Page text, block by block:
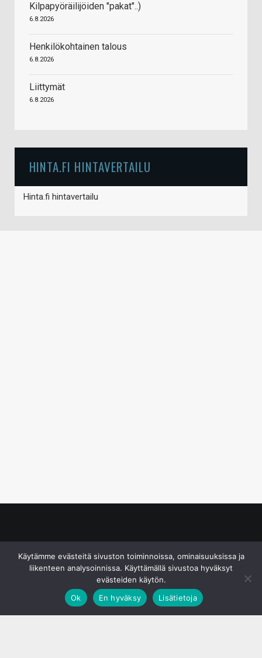
Kilpapyöräilijöiden "pakat"..)
6.8.2026
Henkilökohtainen talous
6.8.2026
Liittymät
6.8.2026
HINTA.FI HINTAVERTAILU
Hinta.fi hintavertailu
Käytämme evästeitä sivuston toiminnoissa, ominaisuuksissa ja
liikenteen analysoinnissa. Käyttämällä sivustoa hyväksyt
evästeiden käytön.
Ok
En hyväksy Lisätietoja